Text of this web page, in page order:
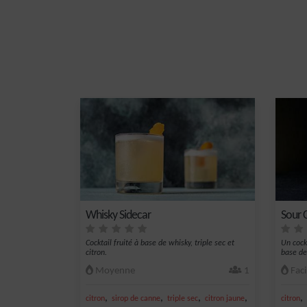
Whisky Sidecar
Cocktail fruité à base de whisky, triple sec et
citron.
Moyenne 1
citron, sirop de canne, triple sec, citron jaune, jus de citron
Sour
Un
base
citron,